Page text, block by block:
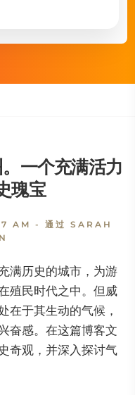
一个充满活力
瑰宝
AM
- 通过 SARAH
满历史的城市，为游
殖民时代之中。但威
在于其生动的气候，
奋感。在这篇博客文
奇观，并深入探讨气